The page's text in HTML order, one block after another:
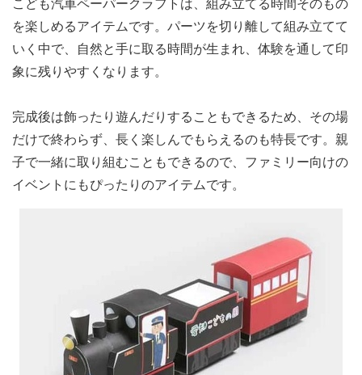
こども汽車ペーパークラフトは、組み立てる時間そのもの
を楽しめるアイテムです。パーツを切り離して組み立てて
いく中で、自然と手に取る時間が生まれ、体験を通して印
象に残りやすくなります。
完成後は飾ったり遊んだりすることもできるため、その場
だけで終わらず、長く楽しんでもらえるのも特長です。親
子で一緒に取り組むこともできるので、ファミリー向けの
イベントにもぴったりのアイテムです。